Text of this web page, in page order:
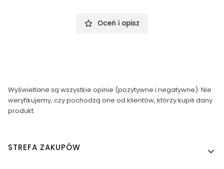
Oceń i opisz
Wyświetlane są wszystkie opinie (pozytywne i negatywne). Nie
weryfikujemy, czy pochodzą one od klientów, którzy kupili dany
produkt.
Linki w stopce
STREFA ZAKUPÓW